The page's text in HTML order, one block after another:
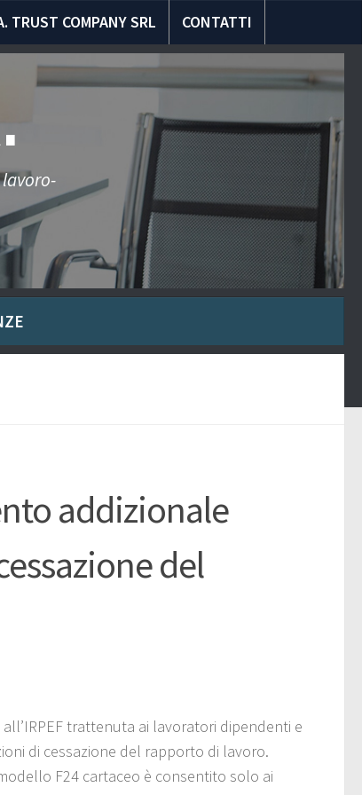
TRUST COMPANY SRL CONTATTI
addizionale
del
trattenuta ai lavoratori dipendenti e
di cessazione del rapporto di lavoro.
F24 cartaceo è consentito solo ai